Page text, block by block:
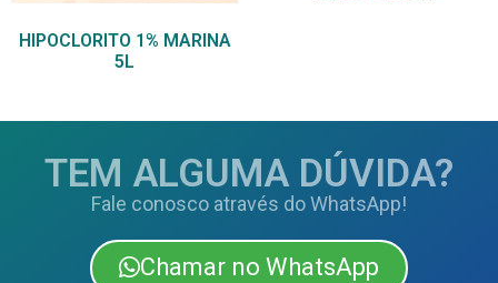
HIPOCLORITO 1% MARINA
5L
TEM ALGUMA DÚVIDA?
Fale conosco através do WhatsApp!
Chamar no WhatsApp